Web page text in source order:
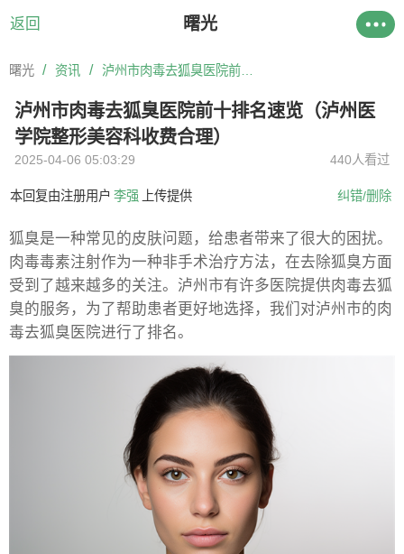
返回 曙光
曙光 / 资讯 /
泸州市肉毒去狐臭医院前十排名速览（泸州医
学院整形美容科收费合理）
2025-04-06 05:03:29 440人看过
本回复由注册用户 李强 上传提供 纠错/删除
狐臭是一种常见的皮肤问题，给患者带来了很大的困扰。
肉毒毒素注射作为一种非手术治疗方法，在去除狐臭方面
受到了越来越多的关注。泸州市有许多医院提供肉毒去狐
臭的服务，为了帮助患者更好地选择，我们对泸州市的肉
毒去狐臭医院进行了排名。